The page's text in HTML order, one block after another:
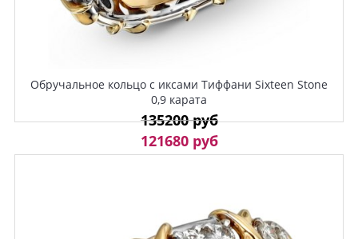
Обручальное кольцо с иксами Тиффани Sixteen Stone
0,9 карата
135200 руб
121680 руб